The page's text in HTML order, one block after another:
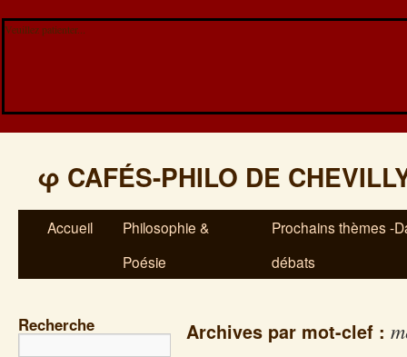
Veuillez patienter...
φ CAFÉS-PHILO DE
Accueil
Philosophie &
Poésie
Prochains thèmes -
débats
Recherche Archives par mot-clef :